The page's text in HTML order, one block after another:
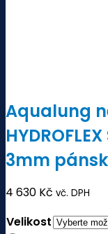
Aqualung
3mm
4 630 Kč vč. DPH
Velikost